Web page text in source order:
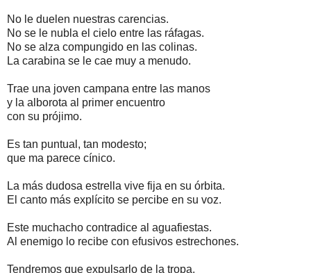
No le duelen nuestras carencias.
No se le nubla el cielo entre las ráfagas.
No se alza compungido en las colinas.
La carabina se le cae muy a menudo.
Trae una joven campana entre las manos
y la alborota al primer encuentro
con su prójimo.
Es tan puntual, tan modesto;
que ma parece cínico.
La más dudosa estrella vive fija en su órbita.
El canto más explícito se percibe en su voz.
Este muchacho contradice al aguafiestas.
Al enemigo lo recibe con efusivos estrechones.
Tendremos que expulsarlo de la tropa.